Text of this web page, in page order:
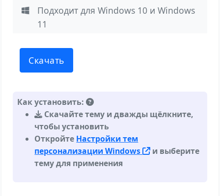
Подходит для Windows 10 и Windows
11
Скачать
Как установить:
Скачайте тему и дважды щёлкните,
чтобы установить
Откройте Настройки тем
персонализации Windows
и выберите
тему для применения